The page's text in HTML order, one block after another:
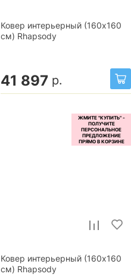
Ковер интерьерный (160x160
см) Rhapsody
41 897 р.
Ковер интерьерный (160x160
см) Rhapsody